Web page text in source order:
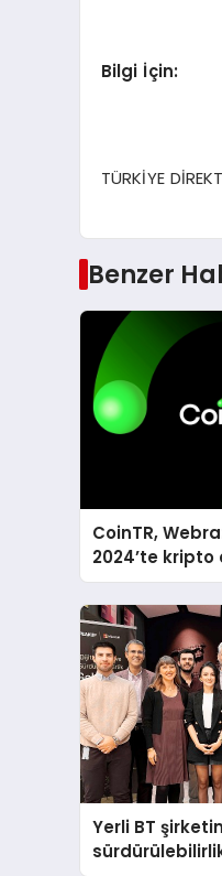
Bilgi İçin:
TÜRKİYE
Benzer
CoinTR,
2024’te
tanınan
Yerli BT